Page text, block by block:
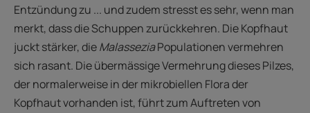
Entzündung zu ... und zudem stresst es sehr, wenn man
merkt, dass die Schuppen zurückkehren. Die Kopfhaut
juckt stärker, dieMalasseziaPopulationen vermehren
sich rasant. Die übermässige Vermehrung dieses Pilzes,
der normalerweise in der mikrobiellen Flora der
Kopfhaut vorhanden ist, führt zum Auftreten von